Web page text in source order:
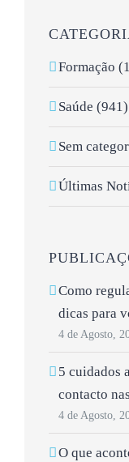
Formação
Saúde (941)
Sem
Últimas
Como
dicas para
4 de Agosto,
5 cuidados
contacto
4 de Agosto,
O que